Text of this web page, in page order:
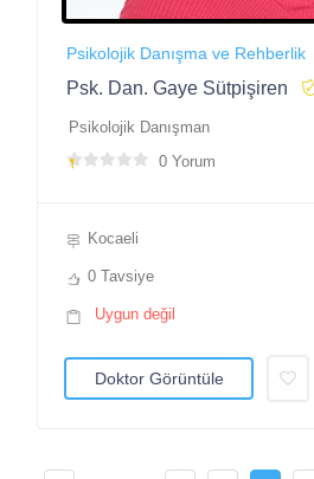
Psikolojik Danışma ve Rehberlik
Psk. Dan. Gaye Sütpişiren
Psikolojik Danışman
0 Yorum
Kocaeli
0 Tavsiye
Uygun değil
Doktor Görüntüle